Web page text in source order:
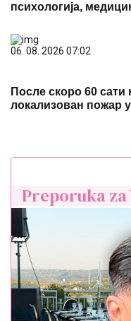
психологија,
06. 08. 2026 07:02
После скоро 60
локализован пожар
Preporuka za